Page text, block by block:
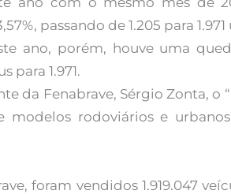
passando de 1.205 para
ano, porém, houve uma
para 1.971.
da Fenabrave, Sérgio Zonta, o
modelos rodoviários e
foram vendidos 1.919.047